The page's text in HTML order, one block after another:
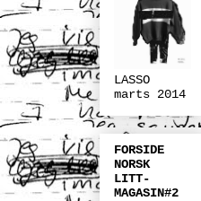
LASSO
marts 2014
FORSIDE
NORSK
LITT-
MAGASIN#2